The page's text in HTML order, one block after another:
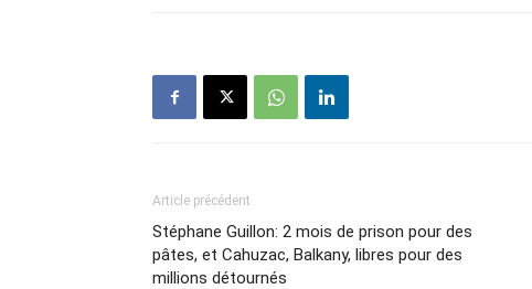
Article précédent
Stéphane Guillon: 2 mois de prison pour des
pâtes, et Cahuzac, Balkany, libres pour des
millions détournés